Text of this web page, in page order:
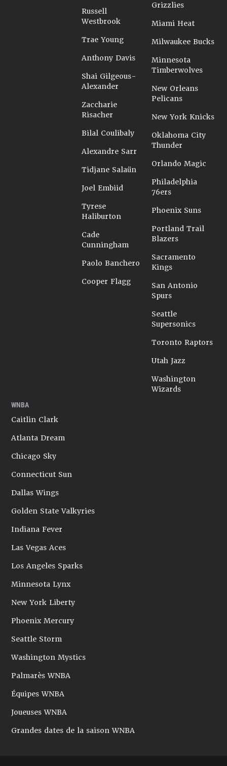
Russell
Westbrook
Trae Young
Anthony Davis
Shai Gilgeous-
Alexander
Zaccharie
Risacher
Bilal Coulibaly
Alexandre Sarr
Tidjane Salaün
Joel Embiid
Tyrese
Haliburton
Cade
Cunningham
Paolo Banchero
Cooper Flagg
Grizzlies
Miami Heat
Milwaukee Bucks
Minnesota
Timberwolves
New Orleans
Pelicans
New York Knicks
Oklahoma City
Thunder
Orlando Magic
Philadelphia
76ers
Phoenix Suns
Portland Trail
Blazers
Sacramento
Kings
San Antonio
Spurs
Seattle
Supersonics
Toronto Raptors
Utah Jazz
Washington
Wizards
WNBA
Caitlin Clark
Atlanta Dream
Chicago Sky
Connecticut Sun
Dallas Wings
Golden State Valkyries
Indiana Fever
Las Vegas Aces
Los Angeles Sparks
Minnesota Lynx
New York Liberty
Phoenix Mercury
Seattle Storm
Washington Mystics
Palmarès WNBA
Équipes WNBA
Joueuses WNBA
Grandes dates de la saison WNBA